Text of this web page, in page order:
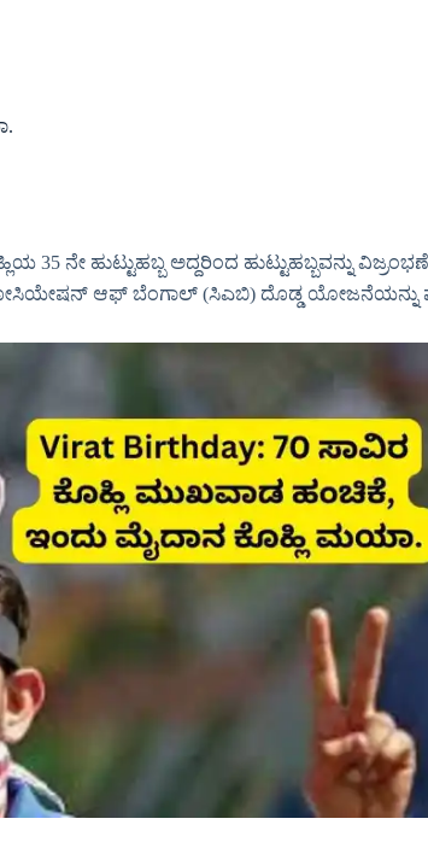
35 ನೇ ಹುಟ್ಟುಹಬ್ಬ ಅದ್ದರಿಂದ ಹುಟ್ಟುಹಬ್ಬವನ್ನು
​​ಆಫ್ ಬೆಂಗಾಲ್ (ಸಿಎಬಿ) ದೊಡ್ಡ ಯೋಜನೆಯನ್ನು